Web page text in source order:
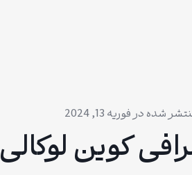
فوریه 13, 2024
کوین لوکالی